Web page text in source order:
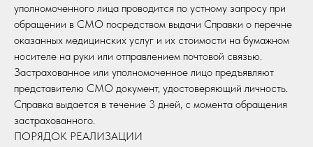
уполномоченного лица проводится по устному запросу при
обращении в СМО посредством выдачи Справки о перечне
оказанных медицинских услуг и их стоимости на бумажном
носителе на руки или отправлением почтовой связью.
Застрахованное или уполномоченное лицо предъявляют
представителю СМО документ, удостоверяющий личность.
Справка выдается в течение 3 дней, с момента обращения
застрахованного.
ПОРЯДОК РЕАЛИЗАЦИИ